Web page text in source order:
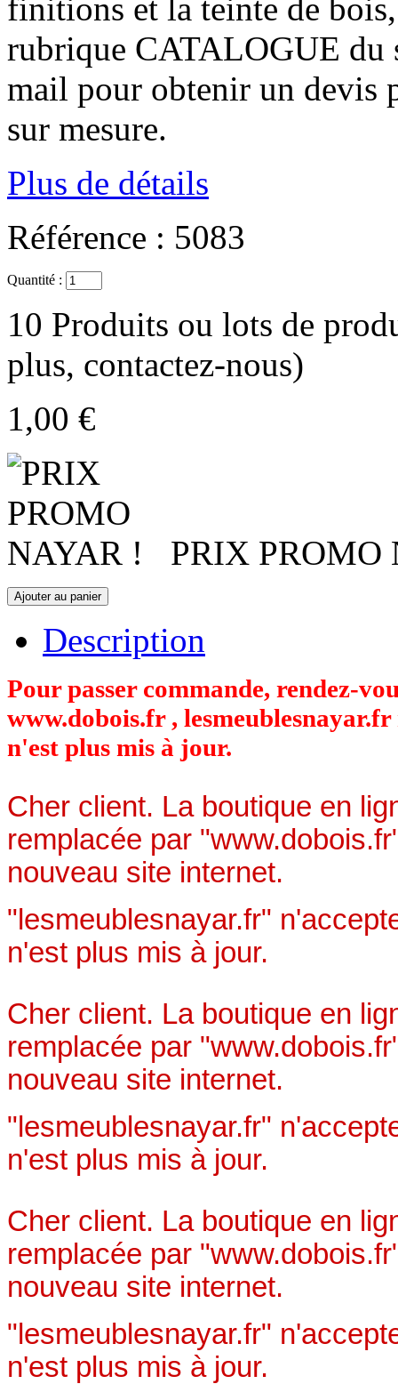
finitions et la teinte de
rubrique CATALOGUE du
mail pour obtenir un devis
sur mesure.
Plus de détails
Référence : 5083
Quantité :
10 Produits ou lots de
plus, contactez-nous)
1,00 €
PRIX PROMO
Description
Pour passer commande, rendez-
www.dobois.fr ,
n'est plus mis à jour.
Cher client. La boutique en
remplacée par
nouveau site internet.
"lesmeublesnayar.fr"
n'est plus mis à jour.
Cher client. La boutique en
remplacée par
nouveau site internet.
"lesmeublesnayar.fr"
n'est plus mis à jour.
Cher client. La boutique en
remplacée par
nouveau site internet.
"lesmeublesnayar.fr"
n'est plus mis à jour.